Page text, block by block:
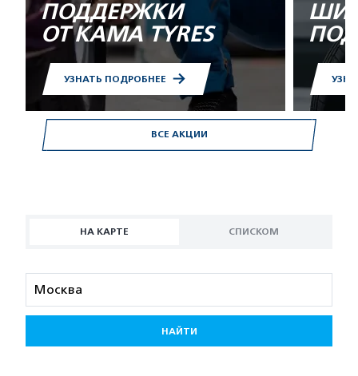
ВСЕ АКЦИИ
ПОДДЕРЖКИ
ОТ KAMA TYRES
УЗНАТЬ ПОДРОБНЕЕ
НА КАРТЕ СПИСКОМ
НАЙТИ